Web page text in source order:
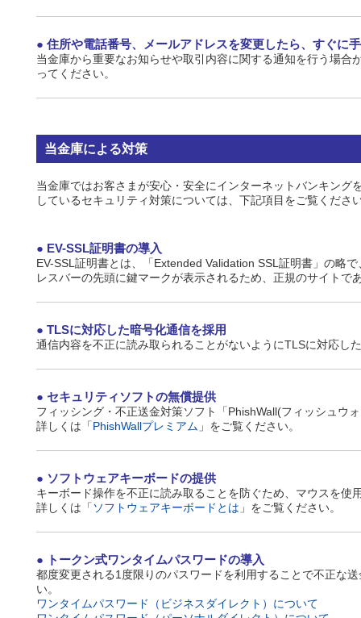
住所や電話番号、メールアドレスを変更したら、すぐに
当金庫から重要なお知らせや取引内容に関する通知を行う場
ってください。
当金庫による対策
当金庫ではお客さまが安心・安全にインターネットバンキン
しているセキュリティ対策については、下記項目をご覧くださ
EV-SSL証明書の導入
EV-SSL証明書とは、「Extended Validation SSL証明書」の略
レスバーの先頭に鍵マークが表示されるため、正規のサイトで
TLSに対応した暗号化通信を採用
通信内容を不正に読み取られることがないようにTLSに対応し
セキュリティソフトの無償提供
フィッシング・不正送金対策ソフト「PhishWall(フィッシュウ
詳しくは「PhishWallプレミアム 」をご覧ください。
ソフトウェアキーボードの提供
キーボード操作を不正に読み取ることを防ぐため、マウスを
詳しくは「 ソフトウェアキーボードとは 」をご覧ください。
トークン式ワンタイムパスワードの導入
都度変更される1度限りのパスワードを利用することで不正な
い。
ワンタイムパスワード（ビジネスダイレクト）について